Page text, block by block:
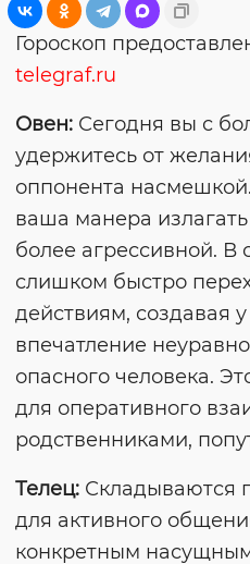
Гороскоп
telegraf.ru
Овен: Сегодня вы с
удержитесь от
оппонента
ваша манера
более агрессивной. В
слишком быстро
действиям, создавая
впечатление
опасного человека.
для оперативного
родственниками,
Телец: Складываются
для активного
конкретным